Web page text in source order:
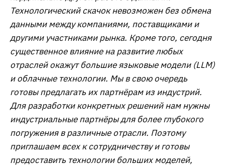
Технологический скачок невозможен без обмена
данными между компаниями, поставщиками и
другими участниками рынка. Кроме того, сегодня
существенное влияние на развитие любых
отраслей окажут большие языковые модели (LLM)
и облачные технологии. Мы в свою очередь
готовы предлагать их партнёрам из индустрий.
Для разработки конкретных решений нам нужны
индустриальные партнёры для более глубокого
погружения в различные отрасли. Поэтому
приглашаем всех к сотрудничеству и готовы
предоставить технологии больших моделей,